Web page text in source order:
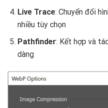
Live Trace: Chuyển đổi
nhiều tùy chọn
Pathfinder: Kết hợp và
dàng